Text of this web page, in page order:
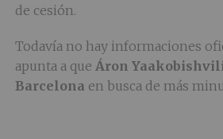
de cesión.
Todavía no hay informaciones
apunta a que Áron
Barcelona en busca de más